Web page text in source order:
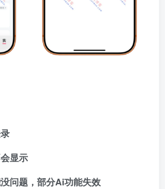
显示
问题，部分Ai功能失效